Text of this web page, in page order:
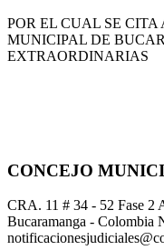
POR EL CUAL SE
MUNICIPAL DE
EXTRAORDINARIAS
CONCEJO
CRA. 11 # 34 - 52 Fase 2
Bucaramanga -